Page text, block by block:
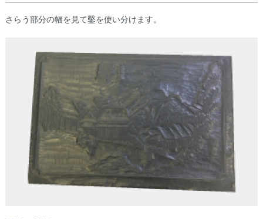
さらう部分の幅を見て鑿を使い分けます。